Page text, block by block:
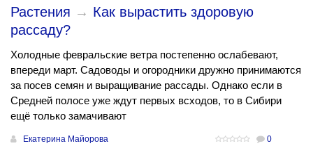
Растения → Как вырастить здоровую
рассаду?
Холодные февральские ветра постепенно ослабевают,
впереди март. Садоводы и огородники дружно принимаются
за посев семян и выращивание рассады. Однако если в
Средней полосе уже ждут первых всходов, то в Сибири
ещё только замачивают
Екатерина Майорова 0